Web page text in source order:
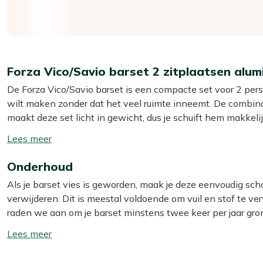
Forza Vico/Savio barset 2 zitplaatsen
De Forza Vico/Savio barset is een compacte set voor 2
wilt maken zonder dat het veel ruimte inneemt. De
maakt deze set licht in gewicht, dus je schuift hem
buitenlunch. De beige tinten geven een rustige, neutrale
Eigenschappen
Set voor 2 personen:je zit gezellig met z’n tweeën
Aluminium bartafel:
Toon/verberg
meer
Onderhoud
Als je barset vies is geworden, maak je deze eenvoudig
verwijderen. Dit is meestal voldoende om vuil en stof te
raden we aan om je barset minstens twee keer per jaar
Multi-surface reiniger voor het kunststof frame en de
Toon/verberg